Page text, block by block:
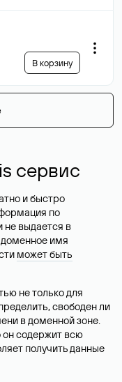
В корзину
сервис
и быстро
по
не выдается в
доменное имя
может быть
не только для
свободен ли
в доменной зоне.
он содержит всю
получить данные